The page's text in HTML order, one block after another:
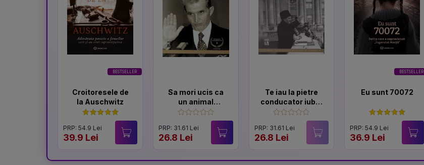
BESTSELLER
Croitoresele de
la Auschwitz
PRP: 54.9 Lei
39.9 Lei
Sa mori ucis ca
un animal
salbatic. Seria
Sfarsitul
Ceausestilor
Vol.2
PRP: 31.61 Lei
26.8 Lei
Te iau la pietre
conducator iubit.
Seria Sfarsitul
Ceausestilor
Vol.1
PRP: 31.61 Lei
26.8 Lei
BESTSELLER
Eu sunt 70072
PRP: 54.9 Lei
36.9 Lei